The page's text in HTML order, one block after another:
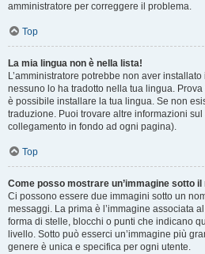
amministratore per correggere il problema.
Top
La mia lingua non è nella lista!
L’amministratore potrebbe non aver
nessuno lo ha tradotto nella tua lingua.
è possibile installare la tua lingua. Se non
traduzione. Puoi trovare altre informazioni sul
collegamento in fondo ad ogni pagina).
Top
Come posso mostrare un’immagine sotto
Ci possono essere due immagini sotto un
messaggi. La prima è l’immagine associata
forma di stelle, blocchi o punti che indicano
livello. Sotto può esserci un’immagine più
genere è unica e specifica per ogni utente.